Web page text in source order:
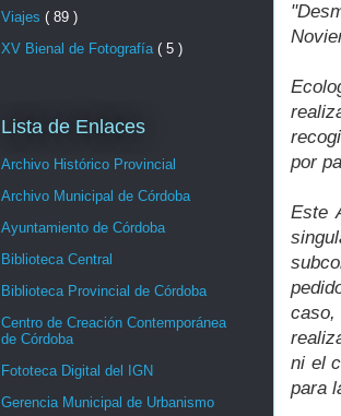
por
Este
caso,
ni el
para
Viajes ( 89 )
XV Bienal de Fotografía ( 5 )
Lista de Enlaces
Archivo Histórico Provincial
Archivo Municipal de Córdoba
Ayuntamiento de Córdoba
Biblioteca Central
Biblioteca Provincial de Córdoba
Centro de Creación Contemporánea
de Córdoba
Fototeca Digital del IGN
Gerencia Municipal de Urbanismo